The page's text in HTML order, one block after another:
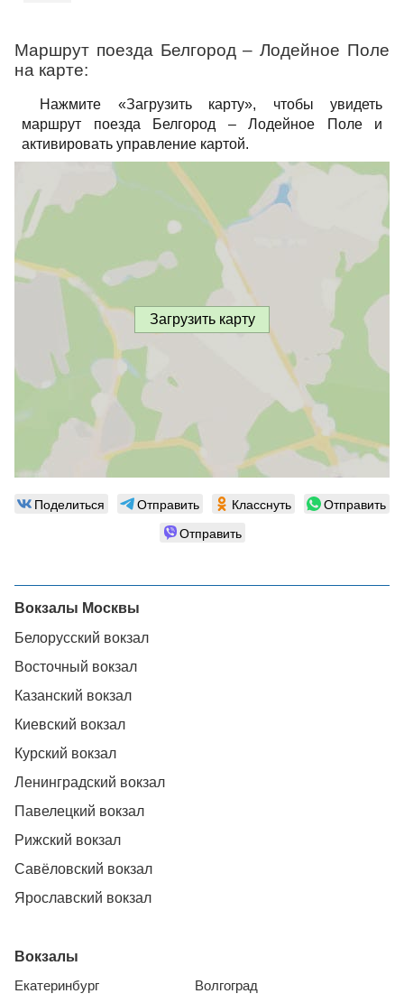
Маршрут поезда Белгород – Лодейное Поле
на карте:
Нажмите «Загрузить карту», чтобы увидеть
маршрут поезда Белгород – Лодейное Поле и
активировать управление картой.
Загрузить карту
Поделиться Отправить Класснуть
Отправить
Отправить
Вокзалы Москвы
Белорусский вокзал
Восточный вокзал
Казанский вокзал
Киевский вокзал
Курский вокзал
Ленинградский вокзал
Павелецкий вокзал
Рижский вокзал
Савёловский вокзал
Ярославский вокзал
Вокзалы
Екатеринбург
Волгоград